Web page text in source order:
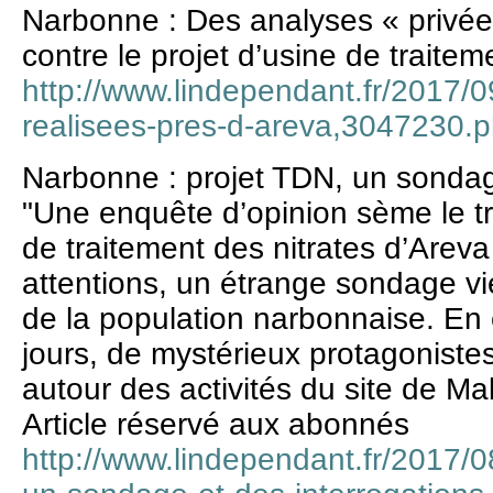
Narbonne : Des analyses «
contre le projet d’usine de
http://www.lindependant.fr/2017/
realisees-pres-d-
Narbonne : projet TDN, un
"Une enquête d’opinion sème le
de traitement des nitrates
attentions, un étrange sondage
de la population narbonnaise.
jours, de mystérieux
autour des activités du site de
Article réservé aux abonnés
http://www.lindependant.fr/2017/